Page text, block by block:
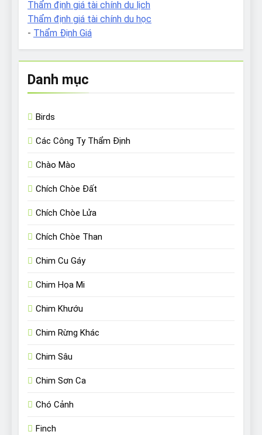
Thẩm định giá tài chính du lịch
Thẩm định giá tài chính du học
- Thẩm Định Giá
Danh mục
Birds
Các Công Ty Thẩm Định
Chào Mào
Chích Chòe Đất
Chích Chòe Lửa
Chích Chòe Than
Chim Cu Gáy
Chim Họa Mi
Chim Khướu
Chim Rừng Khác
Chim Sâu
Chim Sơn Ca
Chó Cảnh
Finch